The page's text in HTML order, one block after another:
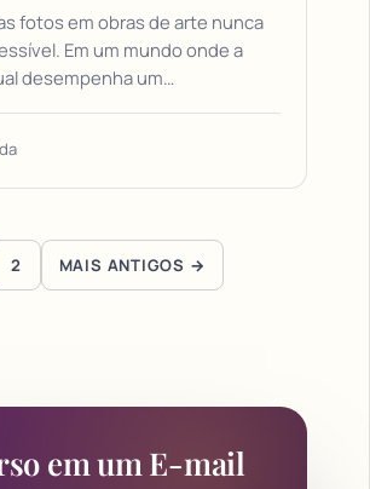
fotos em obras de arte nunca
Em um mundo onde a
desempenha um…
de posts
2 MAIS ANTIGOS →
em um E-mail